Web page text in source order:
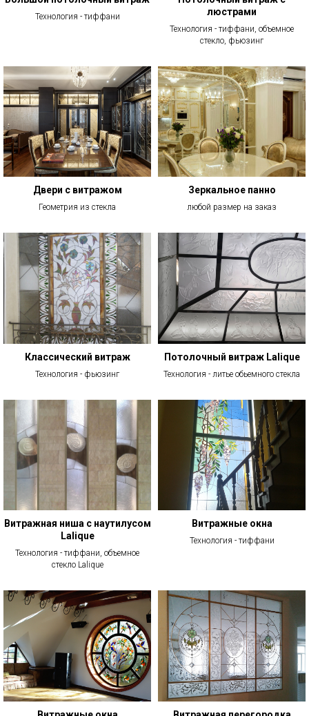
Технология - тиффани
люстрами
Технология - тиффани, объемное
стекло, фьюзинг
Двери с витражом
Геометрия из стекла
Зеркальное панно
любой размер на заказ
Классический витраж
Технология - фьюзинг
Потолочный витраж Lalique
Технология - литье обьемного стекла
Витражная ниша с наутилусом
Lalique
Технология - тиффани, объемное
стекло Lalique
Витражные окна
Технология - тиффани